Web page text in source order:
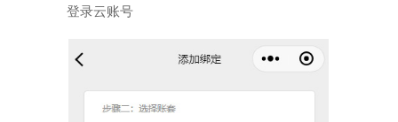
登录云账号